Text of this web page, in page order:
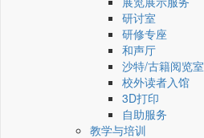
研讨室
研修专座
和声厅
沙特/古籍阅览室
校外读者入馆
3D打印
自助服务
教学与培训